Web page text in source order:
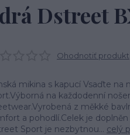
Dstreet
Ohodnotiť produkt
mikina s kapucí Vsaďte
na každodenní
z měkké
a pohodlí.Celek je
Sport je nezbytnou... celý